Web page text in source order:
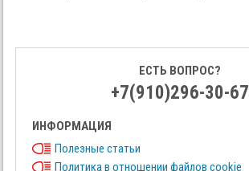
ЕСТЬ ВОПРОС?
+7(910)296-30-67
ИНФОРМАЦИЯ
Полезные статьи
Политика в отношении файлов cookie